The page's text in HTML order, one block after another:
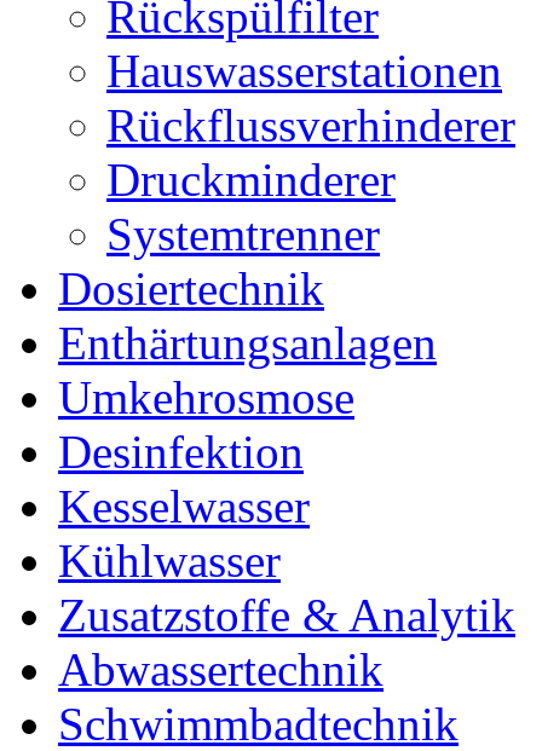
Rückspülfilter
Hauswasserstationen
Rückflussverhinderer
Druckminderer
Systemtrenner
Dosiertechnik
Enthärtungsanlagen
Umkehrosmose
Desinfektion
Kesselwasser
Kühlwasser
Zusatzstoffe & Analytik
Abwassertechnik
Schwimmbadtechnik